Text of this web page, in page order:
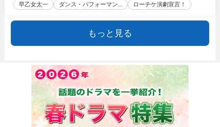
早乙女太一 ダンス・パフォーマン... ローチケ演劇宣言！
もっと見る